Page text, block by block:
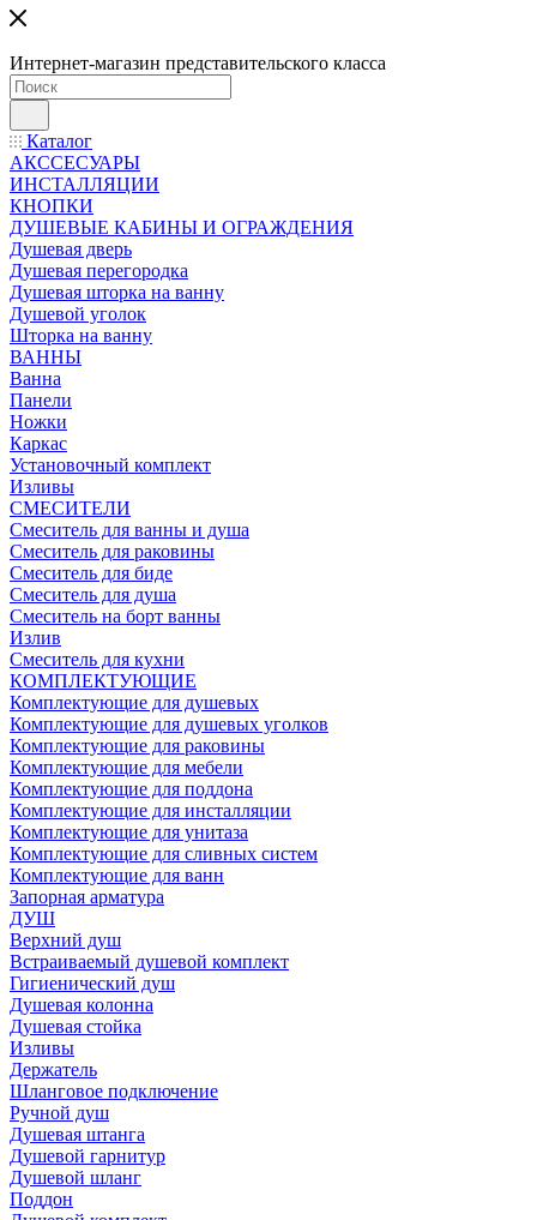
Интернет-магазин представительского класса
Каталог
АКССЕСУАРЫ
ИНСТАЛЛЯЦИИ
КНОПКИ
ДУШЕВЫЕ КАБИНЫ И ОГРАЖДЕНИЯ
Душевая дверь
Душевая перегородка
Душевая шторка на ванну
Душевой уголок
Шторка на ванну
ВАННЫ
Ванна
Панели
Ножки
Каркас
Установочный комплект
Изливы
СМЕСИТЕЛИ
Смеситель для ванны и душа
Смеситель для раковины
Смеситель для биде
Смеситель для душа
Смеситель на борт ванны
Излив
Смеситель для кухни
КОМПЛЕКТУЮЩИЕ
Комплектующие для душевых
Комплектующие для душевых уголков
Комплектующие для раковины
Комплектующие для мебели
Комплектующие для поддона
Комплектующие для инсталляции
Комплектующие для унитаза
Комплектующие для сливных систем
Комплектующие для ванн
Запорная арматура
ДУШ
Верхний душ
Встраиваемый душевой комплект
Гигиенический душ
Душевая колонна
Душевая стойка
Изливы
Держатель
Шланговое подключение
Ручной душ
Душевая штанга
Душевой гарнитур
Душевой шланг
Поддон